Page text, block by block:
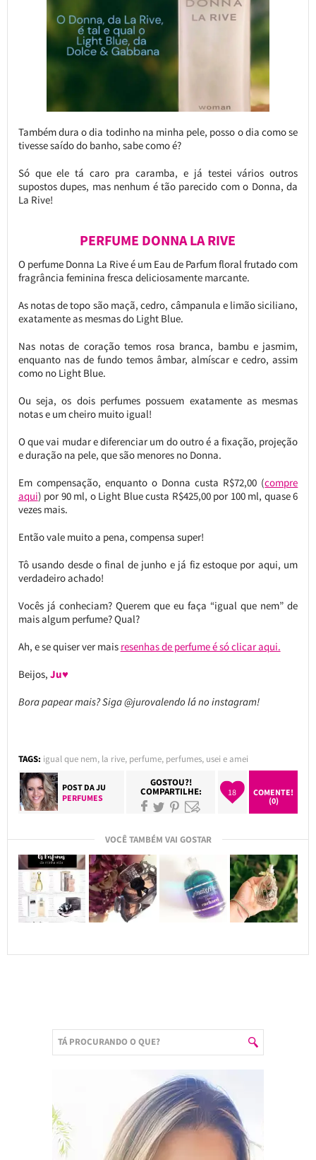
Também dura o dia todinho na minha pele, posso o dia como se
tivesse saído do banho, sabe como é?
Só que ele tá caro pra caramba, e já testei vários outros
supostos dupes, mas nenhum é tão parecido com o Donna, da
La Rive!
PERFUME DONNA LA RIVE
O perfume Donna La Rive é um Eau de Parfum floral frutado com
fragrância feminina fresca deliciosamente marcante.
As notas de topo são maçã, cedro, câmpanula e limão siciliano,
exatamente as mesmas do Light Blue.
Nas notas de coração temos rosa branca, bambu e jasmim,
enquanto nas de fundo temos âmbar, almíscar e cedro, assim
como no Light Blue.
Ou seja, os dois perfumes possuem exatamente as mesmas
notas e um cheiro muito igual!
O que vai mudar e diferenciar um do outro é a fixação, projeção
e duração na pele, que são menores no Donna.
Em compensação, enquanto o Donna custa R$72,00 (compre
aqui) por 90 ml, o Light Blue custa R$425,00 por 100 ml, quase 6
vezes mais.
Então vale muito a pena, compensa super!
Tô usando desde o final de junho e já fiz estoque por aqui, um
verdadeiro achado!
Vocês já conheciam? Querem que eu faça “igual que nem” de
mais algum perfume? Qual?
Ah, e se quiser ver mais resenhas de perfume é só clicar aqui.
Beijos, Ju♥
Bora papear mais? Siga @jurovalendo lá no instagram!
TAGS: igual que nem, la rive, perfume, perfumes, usei e amei
POST DAJU
PERFUMES
GOSTOU?!
COMPARTILHE: 18
COMENTE!
(0)
VOCÊ TAMBÉM VAI GOSTAR